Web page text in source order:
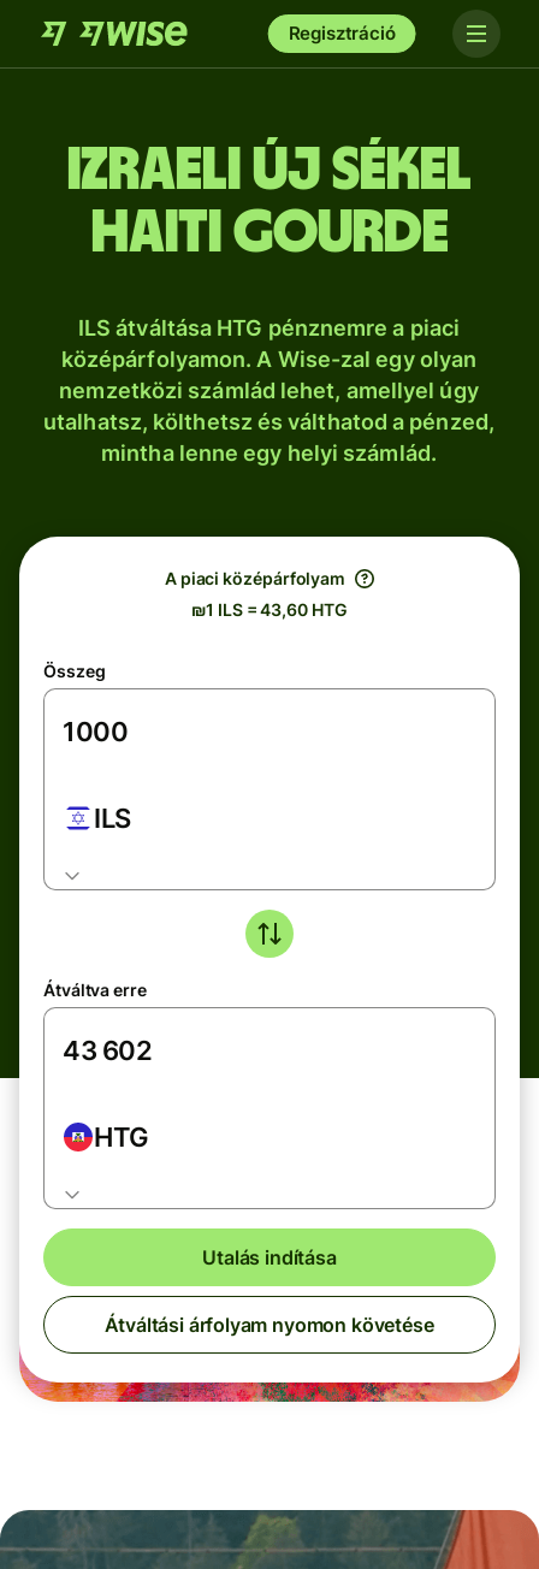
Regisztráció
izraeli új sékel
haiti gourde
ILS átváltása HTG pénznemre a piaci
középárfolyamon. A Wise-zal egy olyan
nemzetközi számlád lehet, amellyel úgy
utalhatsz, költhetsz és válthatod a pénzed,
mintha lenne egy helyi számlád.
A piaci középárfolyam
₪1 ILS = 43,60 HTG
Összeg
ILS
Átváltva erre
HTG
Utalás indítása
Átváltási árfolyam nyomon követése